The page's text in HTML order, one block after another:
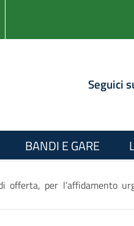
Seguici
BANDI E GARE
offerta, per l’affidamento